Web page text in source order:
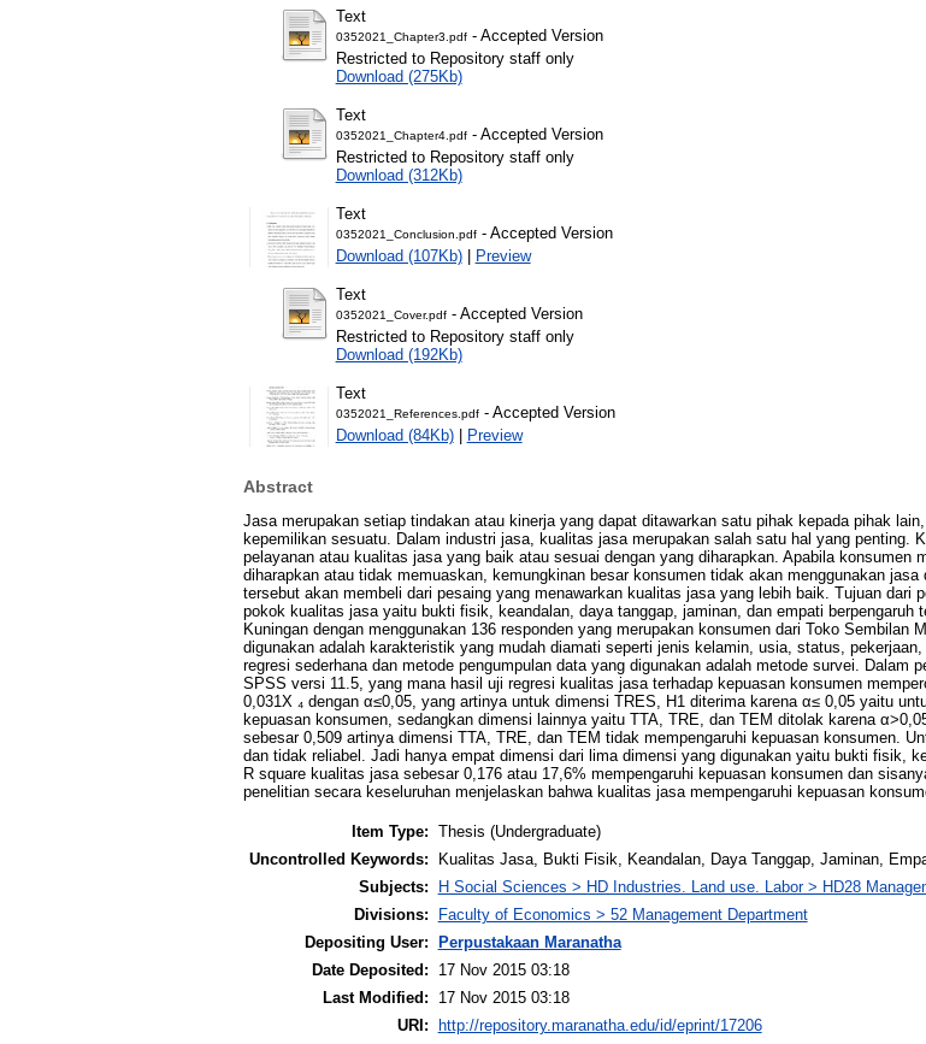
Text
0352021_Chapter3.pdf- Accepted Version
Restricted to Repository staff only
Download (275Kb)
Text
0352021_Chapter4.pdf- Accepted Version
Restricted to Repository staff only
Download (312Kb)
Text
0352021_Conclusion.pdf- Accepted Version
Download (107Kb)| Preview
Text
0352021_Cover.pdf- Accepted Version
Restricted to Repository staff only
Download (192Kb)
Text
0352021_References.pdf- Accepted Version
Download (84Kb)| Preview
Abstract
Jasa merupakan setiap tindakan atau kinerja yang dapat ditawarkan satu pihak kepada pihak
kepemilikan sesuatu. Dalam industri jasa, kualitas jasa merupakan salah satu hal yang penting.
pelayanan atau kualitas jasa yang baik atau sesuai dengan yang diharapkan. Apabila konsumen
diharapkan atau tidak memuaskan, kemungkinan besar konsumen tidak akan menggunakan
tersebut akan membeli dari pesaing yang menawarkan kualitas jasa yang lebih baik. Tujuan dari
pokok kualitas jasa yaitu bukti fisik, keandalan, daya tanggap, jaminan, dan empati berpengaruh
Kuningan dengan menggunakan 136 responden yang merupakan konsumen dari Toko
digunakan adalah karakteristik yang mudah diamati seperti jenis kelamin, usia, status,
regresi sederhana dan metode pengumpulan data yang digunakan adalah metode survei. Dalam
SPSS versi 11.5, yang mana hasil uji regresi kualitas jasa terhadap kepuasan konsumen
0,031X ₄ dengan α≤0,05, yang artinya untuk dimensi TRES, H1 diterima karena α≤ 0,05 yaitu
kepuasan konsumen, sedangkan dimensi lainnya yaitu TTA, TRE, dan TEM ditolak karena
sebesar 0,509 artinya dimensi TTA, TRE, dan TEM tidak mempengaruhi kepuasan konsumen.
dan tidak reliabel. Jadi hanya empat dimensi dari lima dimensi yang digunakan yaitu bukti fisik,
R square kualitas jasa sebesar 0,176 atau 17,6% mempengaruhi kepuasan konsumen dan
penelitian secara keseluruhan menjelaskan bahwa kualitas jasa mempengaruhi kepuasan
Item Type: Thesis (Undergraduate)
Uncontrolled Keywords:
Kualitas Jasa, Bukti Fisik, Keandalan, Daya Tanggap, Jaminan,
Subjects:
H Social Sciences > HD Industries. Land use. Labor > HD28
Divisions:
Faculty of Economics > 52 Management Department
Depositing User:
Perpustakaan Maranatha
Date Deposited:
17 Nov 2015 03:18
Last Modified:
17 Nov 2015 03:18
URI:
http://repository.maranatha.edu/id/eprint/17206